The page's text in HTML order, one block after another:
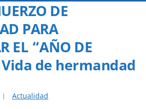
DE
PARA
EL “AÑO DE
Vida de hermandad
Actualidad